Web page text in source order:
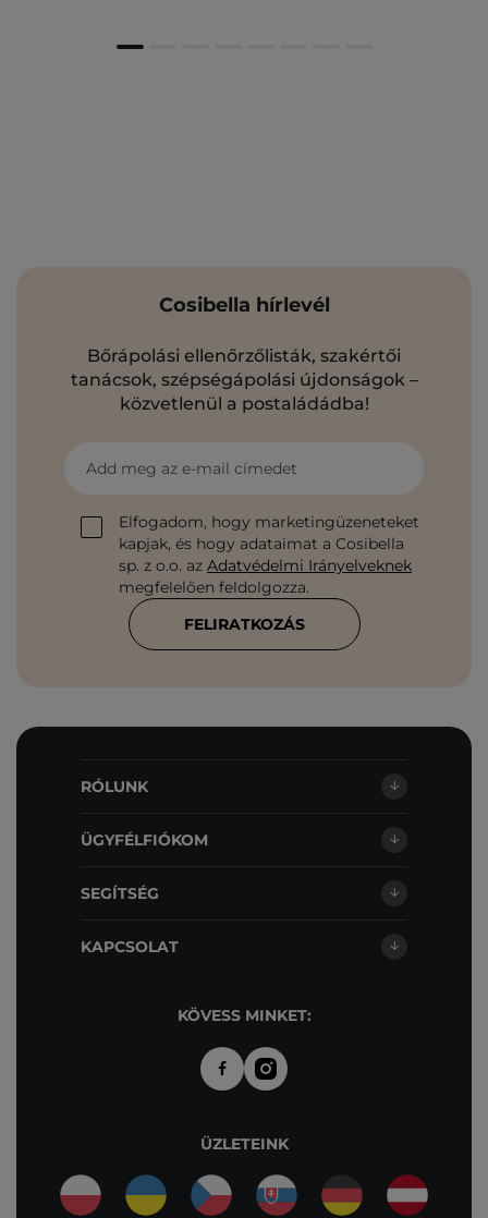
Cosibella hírlevél
Bőrápolási ellenőrzőlisták, szakértői
tanácsok, szépségápolási újdonságok –
közvetlenül a postaládádba!
Add meg az e-mail címedet
Elfogadom, hogy marketingüzeneteket
kapjak, és hogy adataimat a Cosibella
sp. z o.o. az Adatvédelmi Irányelveknek
megfelelően feldolgozza.
FELIRATKOZÁS
RÓLUNK
ÜGYFÉLFIÓKOM
SEGÍTSÉG
KAPCSOLAT
KÖVESS MINKET:
ÜZLETEINK